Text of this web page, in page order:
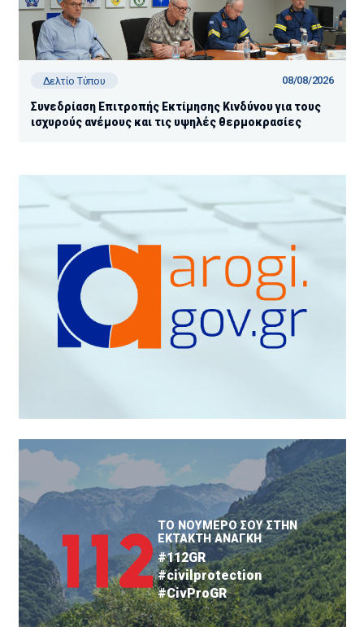
Δελτίο Τύπου 08/08/2026
Συνεδρίαση Επιτροπής Εκτίμησης Κινδύνου για τους
ισχυρούς ανέμους και τις υψηλές θερμοκρασίες
ΤΟ ΝΟΥΜΕΡΟ ΣΟΥ ΣΤΗΝ
ΕΚΤΑΚΤΗ ΑΝΑΓΚΗ
#112GR
#civilprotection
#CivProGR